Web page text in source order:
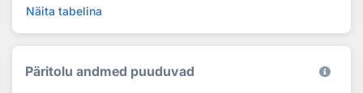
Näita tabelina
Päritolu andmed puuduvad